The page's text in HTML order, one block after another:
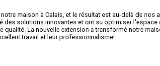
maison à Calais, et le résultat est au-delà de nos
des solutions innovantes et ont su optimiser
qualité. La nouvelle extension a transformé notre
travail et leur professionnalisme!